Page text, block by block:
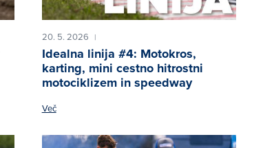
20. 5. 2026 |
Idealna linija #4: Motokros,
karting, mini cestno hitrostni
motociklizem in speedway
Več